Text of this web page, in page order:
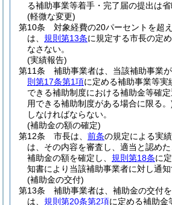
る補助事業等着手・完了届の提出は省
(軽微な変更)
第10条
対象経費の20パーセントを超
は、 規則第13条に規定する市長の定
なさない。
(実績報告)
第11条
補助事業者は、当該補助事業が
則第17条第1項に定める補助事業等実
できる補助制度における補助金等確
用できる補助制度がある場合に限る。
しなければならない。
(補助金の額の確定)
第12条
市長は、 前条の規定による実
は、その内容を審査し、適当と認め
補助金の額を確定し、 規則第18条に
知書により当該補助事業者に対し通知
(補助金の交付)
第13条
補助事業者は、補助金の交付
は、 規則第20条第2項に定める補助金